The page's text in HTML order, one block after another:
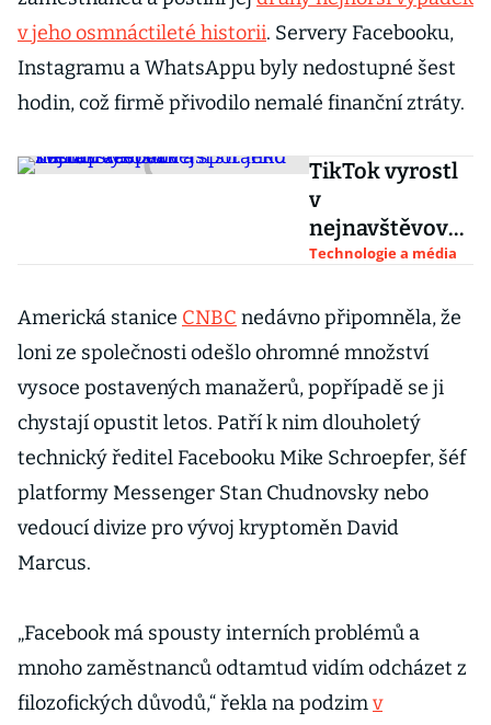
v jeho osmnáctileté historii. Servery Facebooku,
Instagramu a WhatsAppu byly nedostupné šest
hodin, což firmě přivodilo nemalé finanční ztráty.
TikTok vyrostl
v
nejnavštěvova
nější stránku
Facebook a
spol. jeho
Technologie a média
Americká stanice CNBC nedávno připomněla, že
loni ze společnosti odešlo ohromné množství
vysoce postavených manažerů, popřípadě se ji
chystají opustit letos. Patří k nim dlouholetý
technický ředitel Facebooku Mike Schroepfer, šéf
platformy Messenger Stan Chudnovsky nebo
vedoucí divize pro vývoj kryptoměn David
Marcus.
„Facebook má spousty interních problémů a
mnoho zaměstnanců odtamtud vidím odcházet z
filozofických důvodů,“ řekla na podzimv